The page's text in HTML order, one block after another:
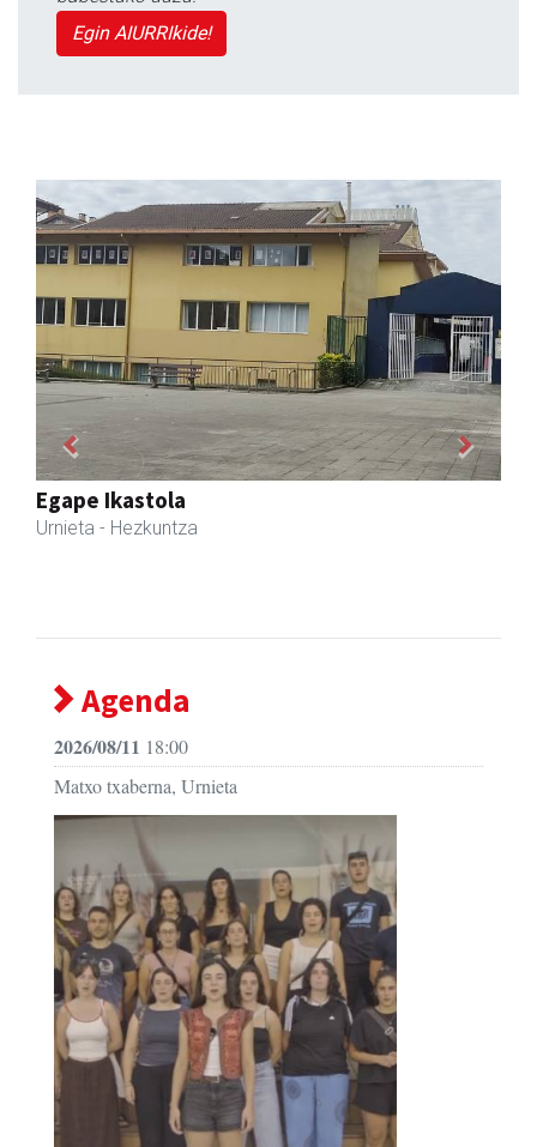
Egin AIURRIkide!
Urnietako Udala
Urnieta - Udaletxeak
Previous Next
Agenda
2026/08/11 18:00
Matxo txaberna, Urnieta